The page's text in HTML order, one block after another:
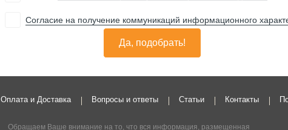
Согласие на получение коммуникаций информационного
Да, подобрать!
Оплата и Доставка Вопросы и ответы Статьи Контакты
Обращаем Ваше внимание на то, что вся информация, размещенная